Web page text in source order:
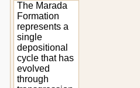
The Marada
Formation
represents a
single
depositional
cycle that has
evolved
through